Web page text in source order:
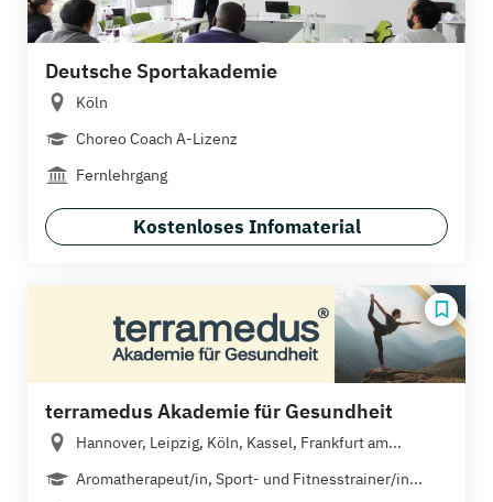
Deutsche Sportakademie
Köln
Choreo Coach A-Lizenz
Fernlehrgang
Kostenloses Infomaterial
terramedus Akademie für Gesundheit
Hannover, Leipzig, Köln, Kassel, Frankfurt am...
Aromatherapeut/in, Sport- und Fitnesstrainer/in...